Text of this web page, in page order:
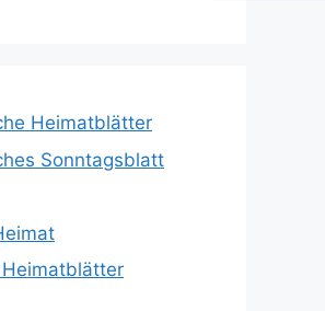
Heimatblätter
Sonntagsblatt